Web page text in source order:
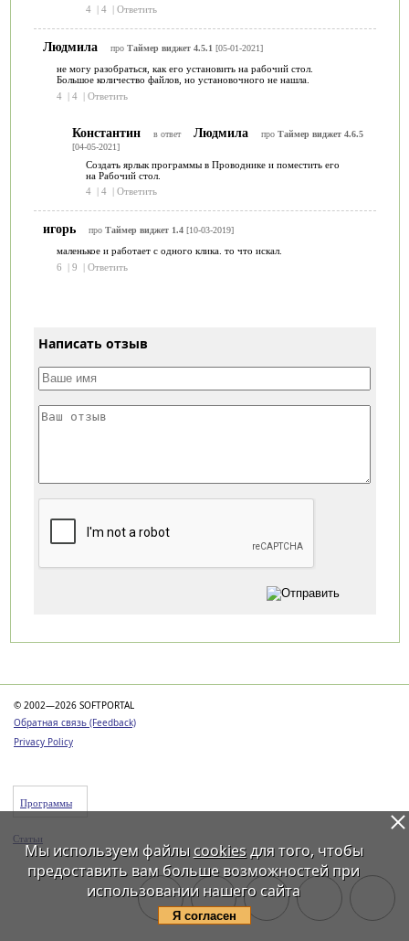
4 | 4 | Ответить
Людмила про Таймер виджет 4.5.1 [05-01-2021]
не могу разобраться, как его установить на рабочий стол.
Большое количество файлов, но установочного не нашла.
4 | 4 | Ответить
Константин в ответ Людмила про Таймер виджет 4.6.5
[04-05-2021]
Создать ярлык программы в Проводнике и поместить его
на Рабочий стол.
4 | 4 | Ответить
игорь про Таймер виджет 1.4[10-03-2019]
маленькое и работает с одного клика. то что искал.
6
| 9 | Ответить
Написать отзыв
© 2002—2026 SOFTPORTAL
Обратная связь (Feedback)
Privacy Policy
Программы
Статьи
Мы используем файлы cookiesдля того, чтобы
предоставить вам больше возможностей при
использовании нашего сайта